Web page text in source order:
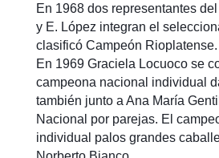
En 1968 dos representantes
y E. López integran el
clasificó Campeón Rioplatense.
En 1969 Graciela Locuoco se
campeona nacional individual
también junto a Ana María
Nacional por parejas. El
individual palos grandes